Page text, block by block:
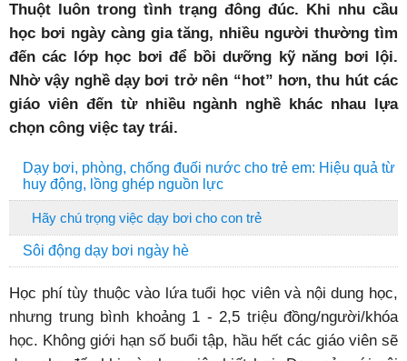
Thuột luôn trong tình trạng đông đúc. Khi nhu cầu
học bơi ngày càng gia tăng, nhiều người thường tìm
đến các lớp học bơi để bồi dưỡng kỹ năng bơi lội.
Nhờ vậy nghề dạy bơi trở nên “hot” hơn, thu hút các
giáo viên đến từ nhiều ngành nghề khác nhau lựa
chọn công việc tay trái.
Dạy bơi, phòng, chống đuối nước cho trẻ em: Hiệu quả từ
huy động, lồng ghép nguồn lực
Hãy chú trọng việc dạy bơi cho con trẻ
Sôi động dạy bơi ngày hè
Học phí tùy thuộc vào lứa tuổi học viên và nội dung học,
nhưng trung bình khoảng 1 - 2,5 triệu đồng/người/khóa
học. Không giới hạn số buổi tập, hầu hết các giáo viên sẽ